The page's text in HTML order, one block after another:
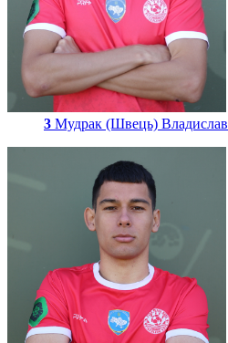
3 Мудрак (Швець) Владислав